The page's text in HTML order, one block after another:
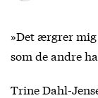
»Det ærgrer
som de andre
Trine Dahl-